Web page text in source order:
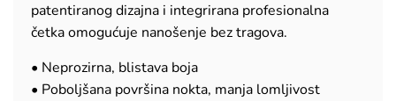
patentiranog dizajna i integrirana profesionalna
četka omogućuje nanošenje bez tragova.
• Neprozirna, blistava boja
• Poboljšana površina nokta, manja lomljivost